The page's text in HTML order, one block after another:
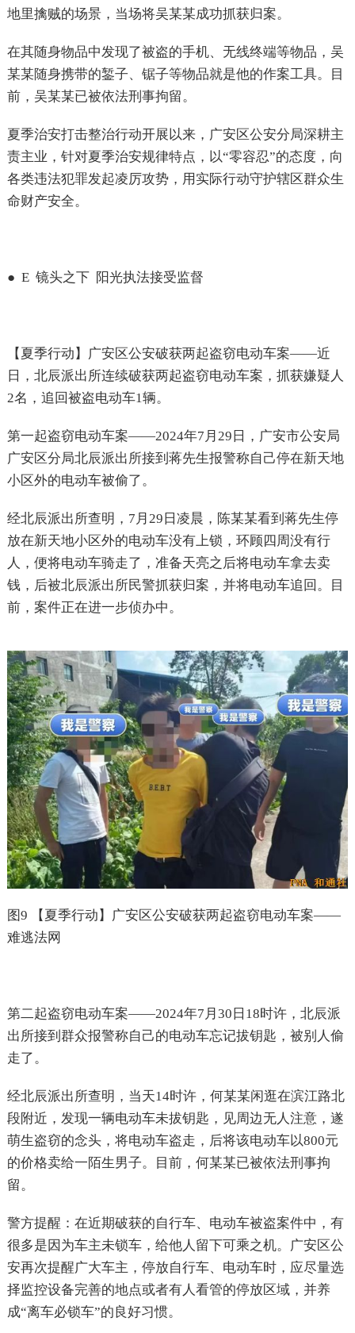
地里擒贼的场景，当场将吴某某成功抓获归案。
在其随身物品中发现了被盗的手机、无线终端等物品，吴
某某随身携带的錾子、锯子等物品就是他的作案工具。目
前，吴某某已被依法刑事拘留。
夏季治安打击整治行动开展以来，广安区公安分局深耕主
责主业，针对夏季治安规律特点，以“零容忍”的态度，向
各类违法犯罪发起凌厉攻势，用实际行动守护辖区群众生
命财产安全。
● E 镜头之下 阳光执法接受监督
【夏季行动】广安区公安破获两起盗窃电动车案——近
日，北辰派出所连续破获两起盗窃电动车案，抓获嫌疑人
2名，追回被盗电动车1辆。
第一起盗窃电动车案——2024年7 月 29 日，广安市公安局
广安区分局北辰派出所接到蒋先生报警称自己停在新天地
小区外的电动车被偷了。
经北辰派出所查明， 7 月 29 日凌晨，陈某某看到蒋先生停
放在新天地小区外的电动车没有上锁，环顾四周没有行
人，便将电动车骑走了，准备天亮之后将电动车拿去卖
钱，后被北辰派出所民警抓获归案，并将电动车追回。目
前，案件正在进一步侦办中。
图 9
【夏季行动】广安区公安破获两起盗窃电动车案——
难逃法网
第二起盗窃电动车案——2024年7 月 30 日 18时许，北辰派
出所接到群众报警称自己的电动车忘记拔钥匙，被别人偷
走了。
经北辰派出所查明，当天14时许，何某某闲逛在滨江路北
段附近，发现一辆电动车未拔钥匙，见周边无人注意，遂
萌生盗窃的念头，将电动车盗走，后将该电动车以800元
的价格卖给一陌生男子。目前，何某某已被依法刑事拘
留。
警方提醒：在近期破获的自行车、电动车被盗案件中，有
很多是因为车主未锁车，给他人留下可乘之机。广安区公
安再次提醒广大车主，停放自行车、电动车时，应尽量选
择监控设备完善的地点或者有人看管的停放区域，并养
成“离车必锁车”的良好习惯。